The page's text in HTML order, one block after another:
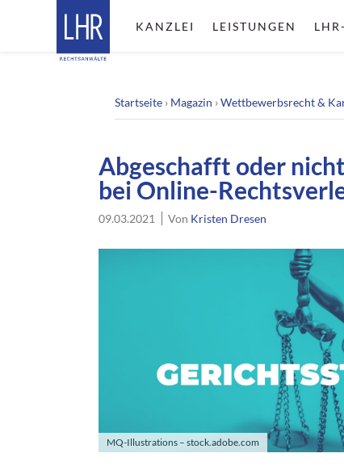
KANZLEI LEISTUNGEN
Startseite › Magazin ›Wettbewerbsrecht &
Abgeschafft oder
bei Online-
09.03.2021 Von Kristen Dresen
MQ-Illustrations – stock.adobe.com